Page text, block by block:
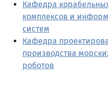
Кафедра
комплексов и
систем
Кафедра
производства
роботов